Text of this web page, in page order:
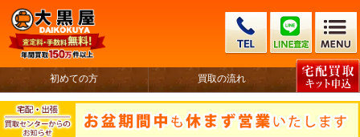
初めての方 買取の流れ